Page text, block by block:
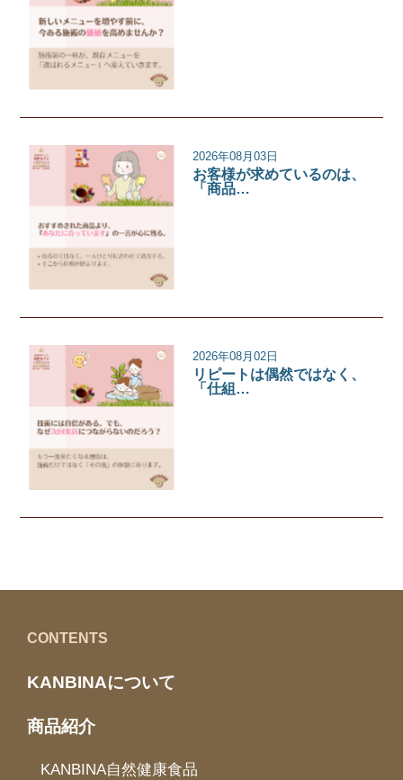
2026年08月03日
お客様が求めているのは、
「商品…
2026年08月02日
リピートは偶然ではなく、
「仕組…
CONTENTS
KANBINAについて
商品紹介
KANBINA自然健康食品